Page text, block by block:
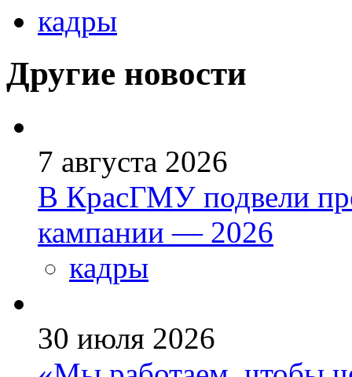
кадры
Другие новости
7 августа 2026
В КрасГМУ подвели
кампании — 2026
кадры
30 июля 2026